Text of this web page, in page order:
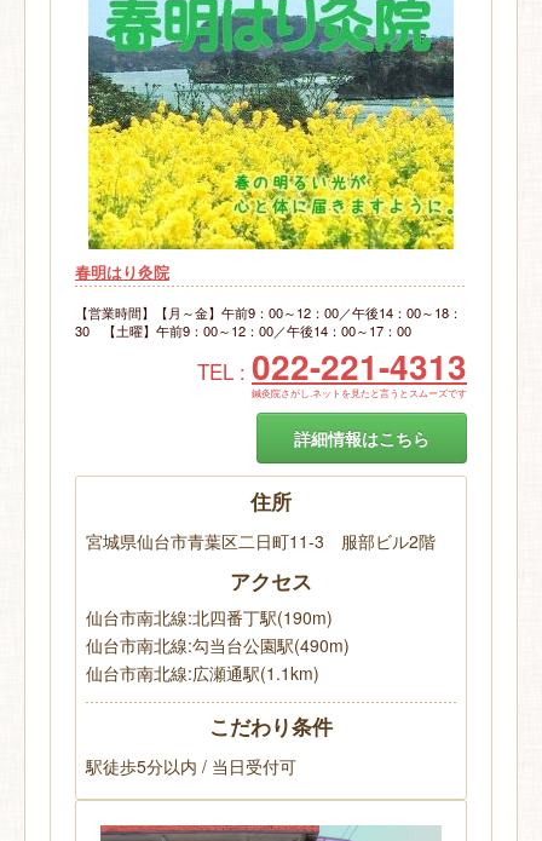
春明はり灸院
【営業時間】【月～金】午前9：00～12：00／午後14：00～18：
30 【土曜】午前9：00～12：00／午後14：00～17：00
TEL : 022-221-4313
鍼灸院さがし.ネットを見たと言うとスムーズです
詳細情報はこちら
住所
宮城県仙台市青葉区二日町11-3 服部ビル2階
アクセス
仙台市南北線:北四番丁駅(190m)
仙台市南北線:勾当台公園駅(490m)
仙台市南北線:広瀬通駅(1.1km)
こだわり条件
駅徒歩5分以内 / 当日受付可